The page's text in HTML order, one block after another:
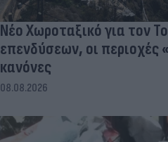
Νέο Χωροταξικό για τον
επενδύσεων, οι περιοχές
κανόνες
08.08.2026